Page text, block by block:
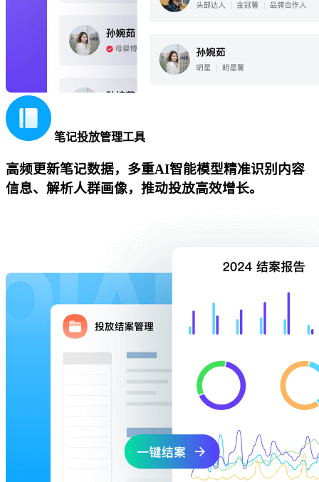
笔记投放管理工具
高频更新笔记数据，多重AI智能模型精准识别内容
信息、解析人群画像，推动投放高效增长。